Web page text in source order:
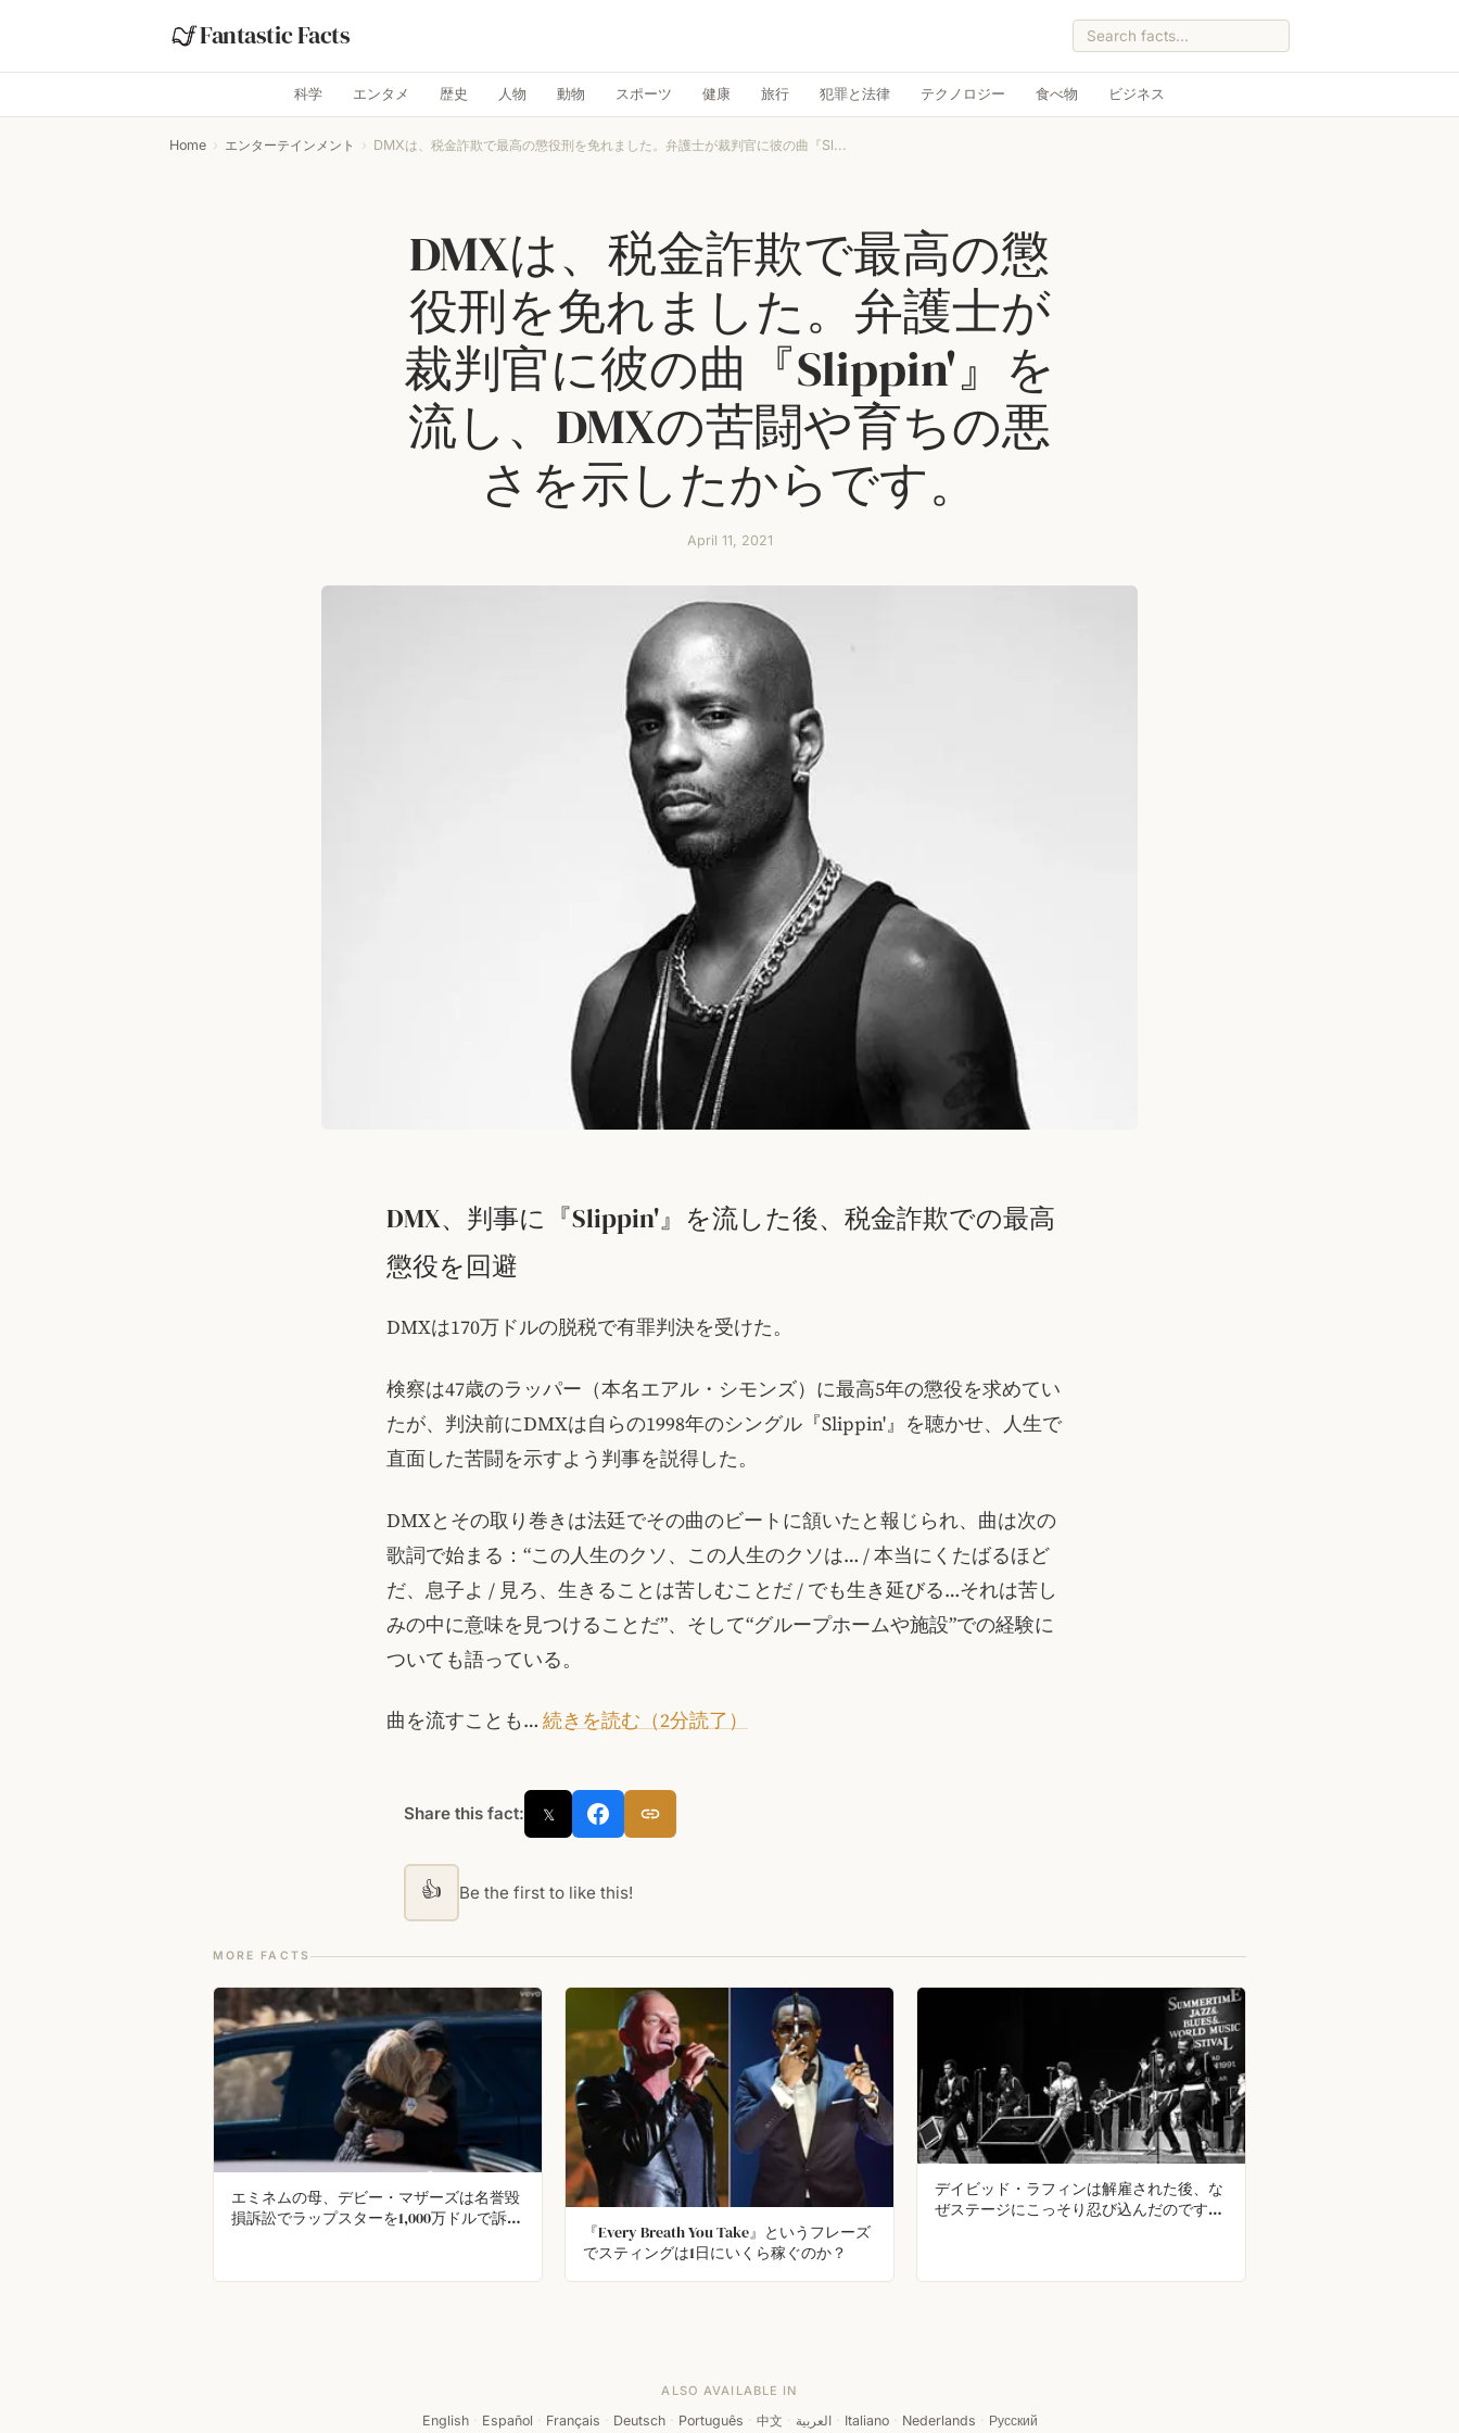
Fantastic Facts
科学 エンタメ 歴史 人物 動物 スポーツ 健康 旅行 犯罪と法律 テクノロジー 食べ物 ビジネス
Home › エンターテインメント › DMXは、税金詐欺で最高の懲役刑を免れました。弁護士が裁判官に彼の曲『Sl...
DMXは、税金詐欺で最高の懲
役刑を免れました。弁護士が
裁判官に彼の曲『Slippin'』を
流し、DMXの苦闘や育ちの悪
さを示したからです。
April 11, 2021
DMX、判事に『Slippin'』を流した後、税金詐欺での最高
懲役を回避
DMXは170万ドルの脱税で有罪判決を受けた。
検察は47歳のラッパー（本名エアル・シモンズ）に最高5年の懲役を求めてい
たが、判決前にDMXは自らの1998年のシングル『Slippin'』を聴かせ、人生で
直面した苦闘を示すよう判事を説得した。
DMXとその取り巻きは法廷でその曲のビートに頷いたと報じられ、曲は次の
歌詞で始まる：“この人生のクソ、この人生のクソは… / 本当にくたばるほど
だ、息子よ / 見ろ、生きることは苦しむことだ / でも生き延びる…それは苦し
みの中に意味を見つけることだ”、そして“グループホームや施設”での経験に
ついても語っている。
曲を流すことも… 続きを読む（2分読了）
Share this fact: 𝕏
👍 Be the first to like this!
MORE FACTS
エミネムの母、デビー・マザーズは名誉毀
損訴訟でラップスターを1,000万ドルで訴え
ィストラックのセットをリリースした。訴
『Every Breath You Take』というフレーズ
でスティングは1日にいくら稼ぐのか？
デイビッド・ラフィンは解雇された後、な
ぜステージにこっそり忍び込んだのです
ALSO AVAILABLE IN
English · Español · Français · Deutsch · Português · 中文 · العربية · Italiano · Nederlands · Русский